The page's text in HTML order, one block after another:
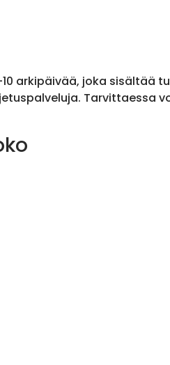
arkipäivää, joka sisältää